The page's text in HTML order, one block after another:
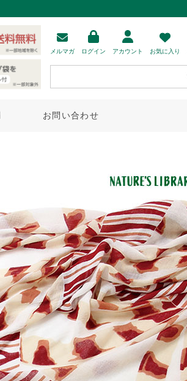
メルマガ ログイン アカウント お気に入り
お問い合わせ